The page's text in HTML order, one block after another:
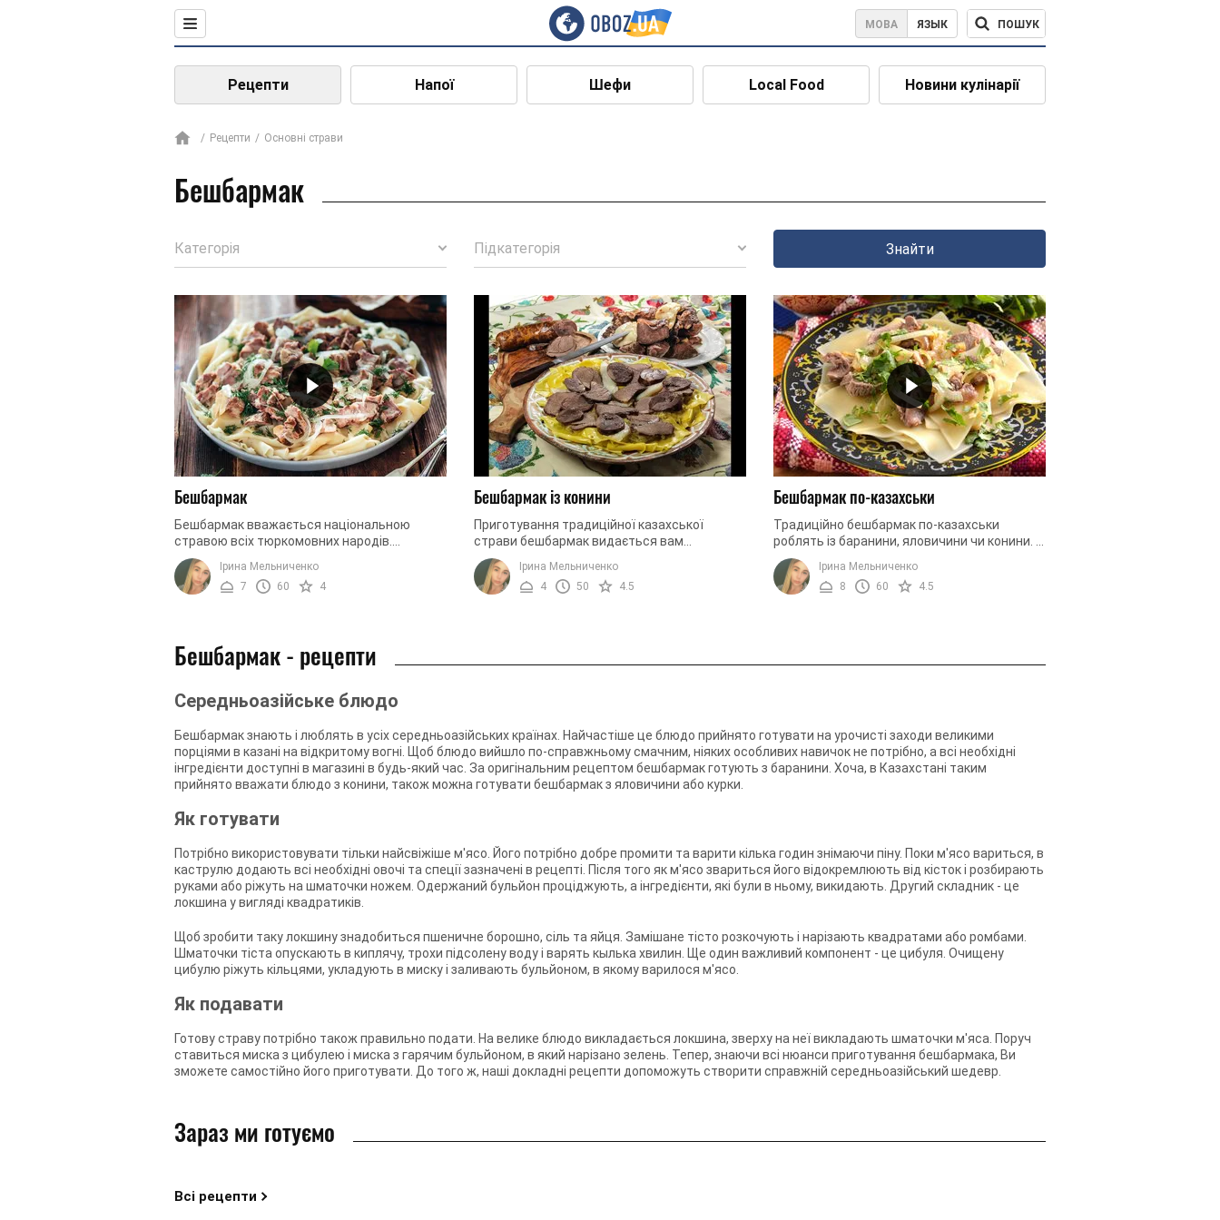
МОВА ЯЗЫК ПОШУК
Рецепти Напої Шефи Local Food Новини кулінарії
Рецепти Основні страви
Бешбармак
Категорія Підкатегорія Знайти
Бешбармак
Бешбармак вважається національною
стравою всіх тюркомовних народів.
Відмінними рисами бешбармаку і всієї
східної кухні в цілому є величезні порції. ...
Ірина Мельниченко
7
60 4
Бешбармак із конини
Приготування традиційної казахської
страви бешбармак видається вам
неймовірно складним завданням? Це лише
на перший погляд. Сьогодні ми будемо ...
Ірина Мельниченко
4
50 4.5
Бешбармак по-казахськи
Традиційно бешбармак по-казахськи
роблять із баранини, яловичини чи конини. У
цьому рецепті використовується досить
простий та зрозумілий спосіб ...
Ірина Мельниченко
8
60 4.5
Бешбармак - рецепти
Середньоазійське блюдо
Бешбармак знають і люблять в усіх середньоазійських країнах. Найчастіше це блюдо прийнято готувати на урочисті заходи великими
порціями в казані на відкритому вогні. Щоб блюдо вийшло по-справжньому смачним, ніяких особливих навичок не потрібно, а всі необхідні
інгредієнти доступні в магазині в будь-який час. За оригінальним рецептом бешбармак готують з баранини. Хоча, в Казахстані таким
прийнято вважати блюдо з конини, також можна готувати бешбармак з яловичини або курки.
Як готувати
Потрібно використовувати тільки найсвіжіше м'ясо. Його потрібно добре промити та варити кілька годин знімаючи піну. Поки м'ясо вариться, в
каструлю додають всі необхідні овочі та спеції зазначені в рецепті. Після того як м'ясо звариться його відокремлюють від кісток і розбирають
руками або ріжуть на шматочки ножем. Одержаний бульйон проціджують, а інгредієнти, які були в ньому, викидають. Другий складник - це
локшина у вигляді квадратиків.
Щоб зробити таку локшину знадобиться пшеничне борошно, сіль та яйця. Замішане тісто розкочують і нарізають квадратами або ромбами.
Шматочки тіста опускають в киплячу, трохи підсолену воду і варять кылька хвилин. Ще один важливий компонент - це цибуля. Очищену
цибулю ріжуть кільцями, укладують в миску і заливають бульйоном, в якому варилося м'ясо.
Як подавати
Готову страву потрібно також правильно подати. На велике блюдо викладається локшина, зверху на неї викладають шматочки м'яса. Поруч
ставиться миска з цибулею і миска з гарячим бульйоном, в який нарізано зелень. Тепер, знаючи всі нюанси приготування бешбармака, Ви
зможете самостійно його приготувати. До того ж, наші докладні рецепти допоможуть створити справжній середньоазійський шедевр.
Зараз ми готуємо
Всі рецепти